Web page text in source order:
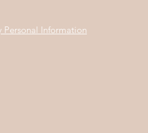
Personal Information